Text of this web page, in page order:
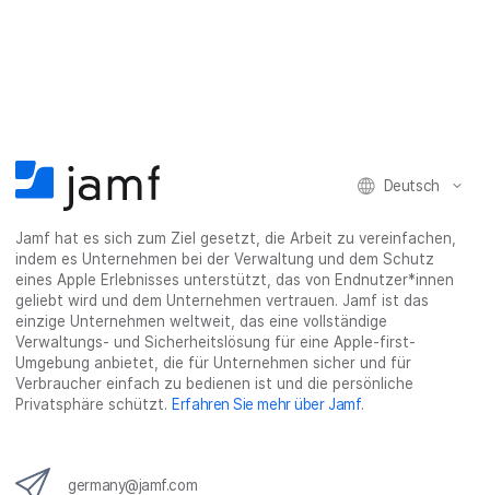
Deutsch
Jamf hat es sich zum Ziel gesetzt, die Arbeit zu vereinfachen,
indem es Unternehmen bei der Verwaltung und dem Schutz
eines Apple Erlebnisses unterstützt, das von Endnutzer*innen
geliebt wird und dem Unternehmen vertrauen. Jamf ist das
einzige Unternehmen weltweit, das eine vollständige
Verwaltungs- und Sicherheitslösung für eine Apple-first-
Umgebung anbietet, die für Unternehmen sicher und für
Verbraucher einfach zu bedienen ist und die persönliche
Privatsphäre schützt. Erfahren Sie mehr über Jamf.
germany@jamf.com